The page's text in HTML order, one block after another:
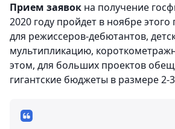
Прием заявок на получение
2020 году пройдет в ноябре этого
для режиссеров-дебютантов,
мультипликацию,
этом, для больших проектов
гигантские бюджеты в размере 2-